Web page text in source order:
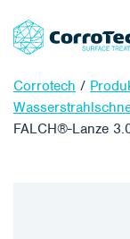
Corrotech /
FALCH®-Lanze